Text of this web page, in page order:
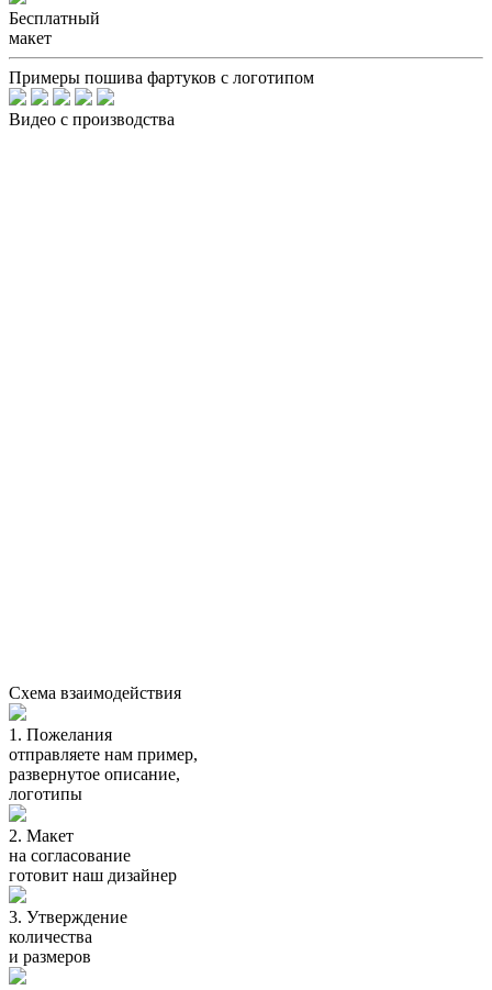
Бесплатный
макет
Примеры пошива фартуков с логотипом
Видео с производства
Схема взаимодействия
1. Пожелания
отправляете нам пример,
развернутое описание,
логотипы
2. Макет
на согласование
готовит наш дизайнер
3. Утверждение
количества
и размеров